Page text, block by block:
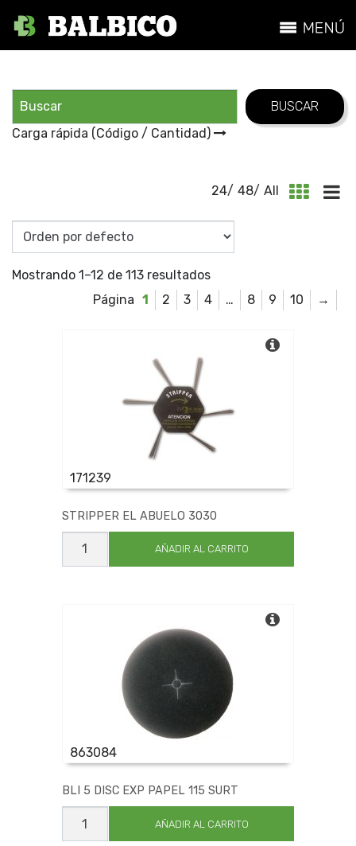
Carga rápida (Código / Cantidad)
24/ 48/ All
Mostrando 1–12 de 113 resultados
1
2 3 4 … 8 9 10 →
171239
STRIPPER EL ABUELO 3030
STRIPPER
AÑADIR AL CARRITO
863084
BLI 5 DISC EXP PAPEL 115 SURT
BLI
DISC
AÑADIR AL CARRITO